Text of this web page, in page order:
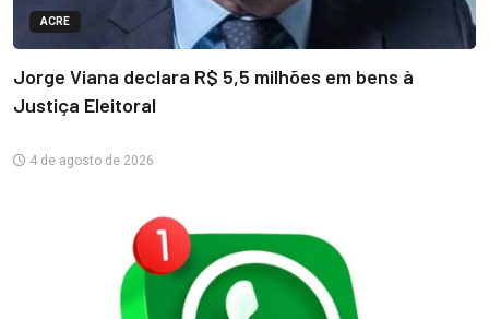
ACRE
Jorge Viana declara R$ 5,5 milhões em bens à
Justiça Eleitoral
4 de agosto de 2026